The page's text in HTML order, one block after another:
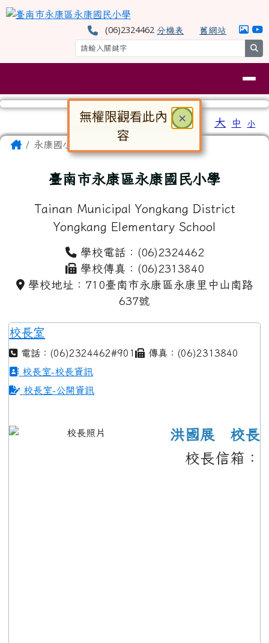
跳至主內容區
臺南市永康區永康國民小學
(06)2324462分機表 舊網站
⏸
大 中 小
主內容區域
Home永康國小
臺南市永康區永康國民小學
Tainan Municipal Yongkang District
Yongkang Elementary School
學校電話：(06)2324462
學校傳真：(06)2313840
學校地址：710臺南市永康區永康里中山南路
637號
校長室
電話：(06)2324462#901
傳真：(06)2313840
校長室-校長資訊
校長室-公開資訊
洪國展 校長
校長信箱：
頁尾區域
× 關閉
無權限觀看此內
容
對話框已開啟。請使用 Tab 鍵在